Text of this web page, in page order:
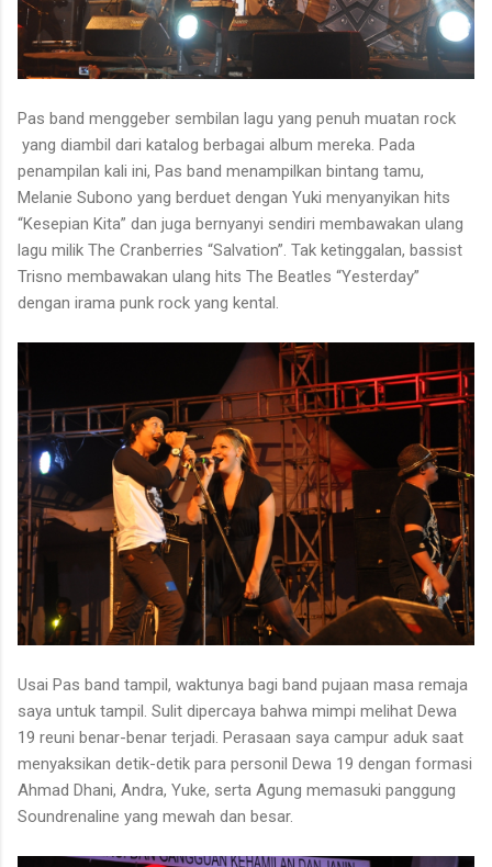
Pas band menggeber sembilan lagu yang penuh muatan rock
yang diambil dari katalog berbagai album mereka. Pada
penampilan kali ini, Pas band menampilkan bintang tamu,
Melanie Subono yang berduet dengan Yuki menyanyikan hits
“Kesepian Kita” dan juga bernyanyi sendiri membawakan ulang
lagu milik The Cranberries “Salvation”. Tak ketinggalan, bassist
Trisno membawakan ulang hits The Beatles “Yesterday”
dengan irama punk rock yang kental.
Usai Pas band tampil, waktunya bagi band pujaan masa remaja
saya untuk tampil. Sulit dipercaya bahwa mimpi melihat Dewa
19 reuni benar-benar terjadi. Perasaan saya campur aduk saat
menyaksikan detik-detik para personil Dewa 19 dengan formasi
Ahmad Dhani, Andra, Yuke, serta Agung memasuki panggung
Soundrenaline yang mewah dan besar.